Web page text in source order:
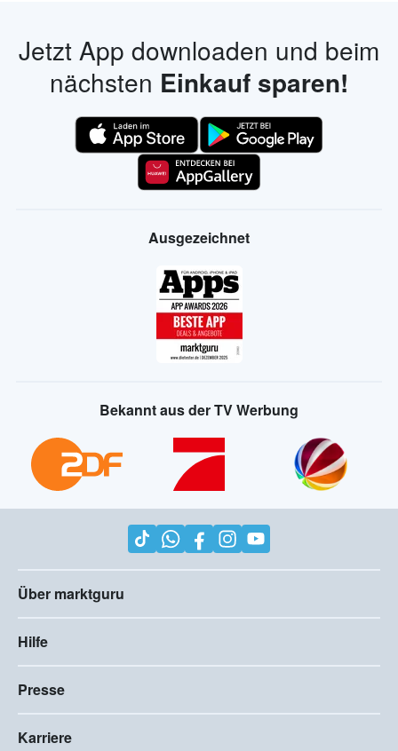
Jetzt App downloaden und beim
nächsten Einkauf sparen!
Ausgezeichnet
Bekannt aus der TV Werbung
Über marktguru
Hilfe
Presse
Karriere